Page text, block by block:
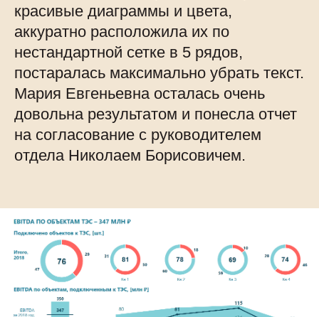
красивые диаграммы и цвета,
аккуратно расположила их по
нестандартной сетке в 5 рядов,
постаралась максимально убрать текст.
Мария Евгеньевна осталась очень
довольна результатом и понесла отчет
на согласование с руководителем
отдела Николаем Борисовичем.